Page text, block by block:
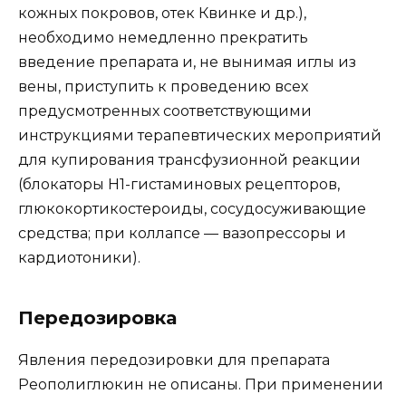
кожных покровов, отек Квинке и др.),
необходимо немедленно прекратить
введение препарата и, не вынимая иглы из
вены, приступить к проведению всех
предусмотренных соответствующими
инструкциями терапевтических мероприятий
для купирования трансфузионной реакции
(блокаторы Н1-гистаминовых рецепторов,
глюкокортикостероиды, сосудосуживающие
средства; при коллапсе — вазопрессоры и
кардиотоники).
Передозировка
Явления передозировки для препарата
Реополиглюкин не описаны. При применении